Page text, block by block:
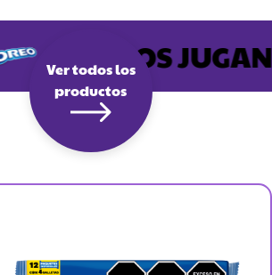
JUGANDO
Ver todos los
productos